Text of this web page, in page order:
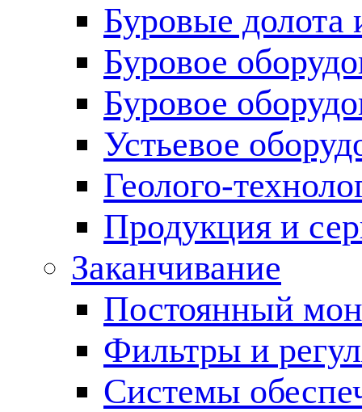
Буровые долота
Буровое
Буровое
Устьевое
Геолого-
Продукция и
Заканчивание
Постоянный
Фильтры и
Cистемы